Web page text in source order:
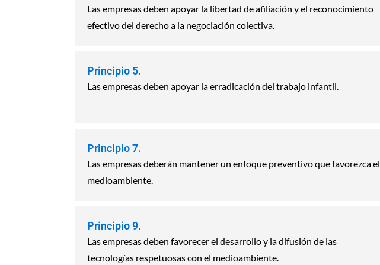
Las empresas deben apoyar la libertad de afiliación y el reconocimiento
efectivo del derecho a la negociación colectiva.
Principio 5.
Las empresas deben apoyar la erradicación del trabajo infantil.
Principio 7.
Las empresas deberán mantener un enfoque preventivo que favorezca el
medioambiente.
Principio 9.
Las empresas deben favorecer el desarrollo y la difusión de las
tecnologías respetuosas con el medioambiente.